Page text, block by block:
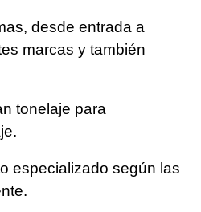
desde entrada a
marcas y también
tonelaje para
según las